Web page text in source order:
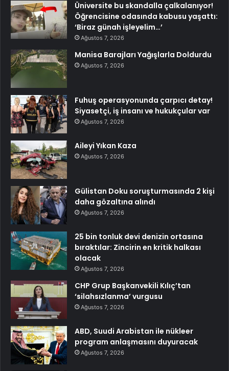
Üniversite bu skandalla çalkalanıyor!
Öğrencisine odasında kabusu yaşattı:
‘Biraz günah işleyelim…’
Ağustos 7, 2026
Manisa Barajları Yağışlarla Doldurdu
Ağustos 7, 2026
Fuhuş operasyonunda çarpıcı detay!
Siyasetçi, iş insanı ve hukukçular var
Ağustos 7, 2026
Aileyi Yıkan Kaza
Ağustos 7, 2026
Gülistan Doku soruşturmasında 2 kişi
daha gözaltına alındı
Ağustos 7, 2026
25 bin tonluk devi denizin ortasına
bıraktılar: Zincirin en kritik halkası
olacak
Ağustos 7, 2026
CHP Grup Başkanvekili Kılıç’tan
‘silahsızlanma’ vurgusu
Ağustos 7, 2026
ABD, Suudi Arabistan ile nükleer
program anlaşmasını duyuracak
Ağustos 7, 2026